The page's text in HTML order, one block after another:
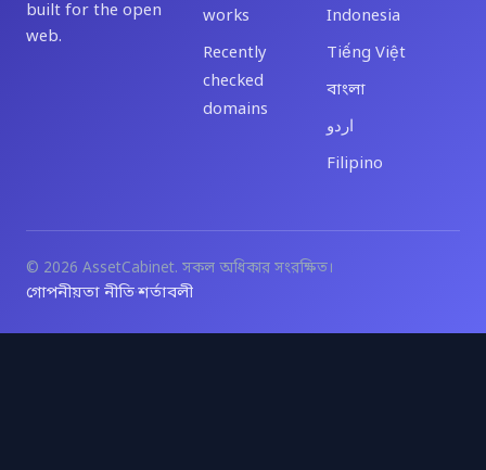
built for the open
web.
works
Recently
checked
domains
Indonesia
Tiếng Việt
বাংলা
اردو
Filipino
© 2026 AssetCabinet. সকল অধিকার সংরক্ষিত।
গোপনীয়তা নীতি·শর্তাবলী